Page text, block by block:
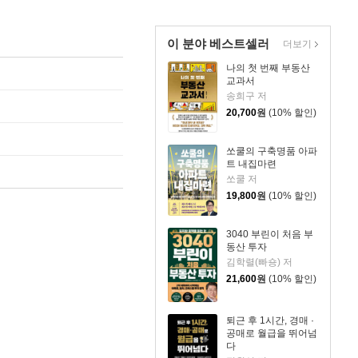
이 분야 베스트셀러
나의 첫 번째 부동산
교과서
송희구 저
20,700원 (10% 할인)
쏘쿨의 구축명품 아파
트 내집마련
쏘쿨 저
19,800원 (10% 할인)
3040 부린이 처음 부
동산 투자
김학렬(빠숑) 저
21,600원 (10% 할인)
퇴근 후 1시간, 경매 ·
공매로 월급을 뛰어넘
다
더보기